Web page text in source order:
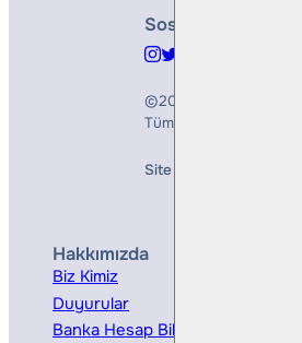
Sosyal Medya
©2026
Tüm Hakları Saklıdır
Site Creation &
Hakkımızda
Biz Kimiz
Duyurular
Banka Hesap Bilgileri